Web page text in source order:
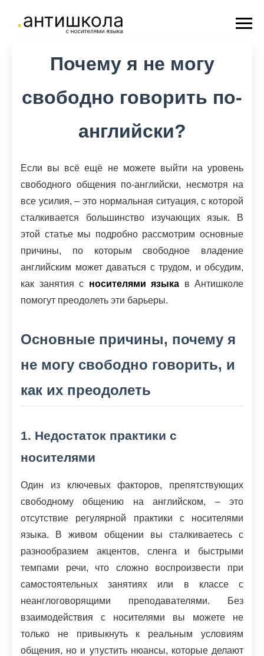
Почему я не могу
свободно говорить по-
английски?
Если вы всё ещё не можете выйти на уровень
свободного общения по-английски, несмотря на
все усилия, – это нормальная ситуация, с которой
сталкивается большинство изучающих язык. В
этой статье мы подробно рассмотрим основные
причины, по которым свободное владение
английским может даваться с трудом, и обсудим,
как занятия с носителями языка в Антишколе
помогут преодолеть эти барьеры.
Основные причины, почему я
не могу свободно говорить, и
как их преодолеть
1. Недостаток практики с
носителями
Один из ключевых факторов, препятствующих
свободному общению на английском, – это
отсутствие регулярной практики с носителями
языка. В живом общении вы сталкиваетесь с
разнообразием акцентов, сленга и быстрыми
темпами речи, что сложно воспроизвести при
самостоятельных занятиях или в классе с
неанглоговорящими преподавателями. Без
взаимодействия с носителями вы можете не
только не привыкнуть к реальным условиям
общения, но и упустить нюансы, которые делают